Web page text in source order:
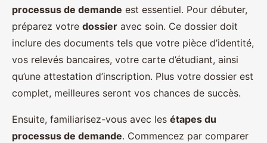
processus de demande est essentiel. Pour débuter,
préparez votre dossier avec soin. Ce dossier doit
inclure des documents tels que votre pièce d’identité,
vos relevés bancaires, votre carte d’étudiant, ainsi
qu’une attestation d’inscription. Plus votre dossier est
complet, meilleures seront vos chances de succès.
Ensuite, familiarisez-vous avec les étapes du
processus de demande. Commencez par comparer